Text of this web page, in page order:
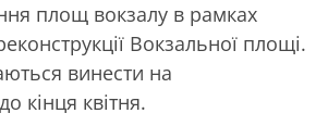
площ вокзалу в рамках
Вокзальної площі.
винести на
кінця квітня.